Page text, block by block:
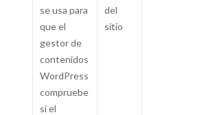
se usa para
que el
gestor de
contenidos
WordPress
compruebe
si el
del
sitio